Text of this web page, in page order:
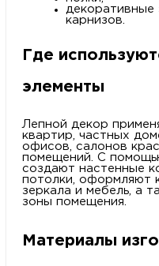
декоративные
карнизов.
Где
элементы
Лепной декор
квартир, частных
офисов, салонов
помещений. С
создают настенные
потолки, оформляют
зеркала и мебель, а
зоны помещения.
Материалы